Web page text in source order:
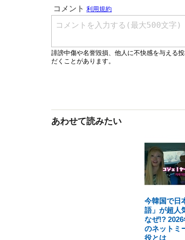
あわせて読みたい
今韓国で日
語」が超人
なぜ!?
のネットミ
役とは